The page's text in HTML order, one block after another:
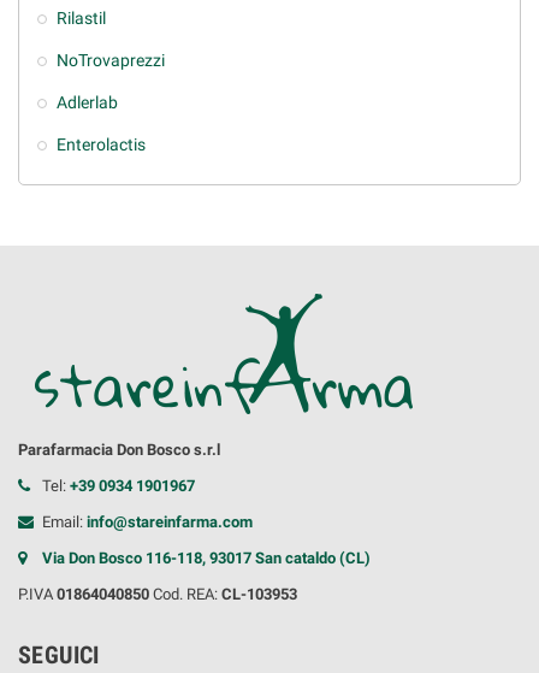
Rilastil
NoTrovaprezzi
Adlerlab
Enterolactis
Parafarmacia Don Bosco s.r.l
Tel: +39 0934 1901967
Email: info@stareinfarma.com
Via Don Bosco 116-118, 93017 San cataldo (CL)
P.IVA 01864040850 Cod. REA: CL-103953
SEGUICI